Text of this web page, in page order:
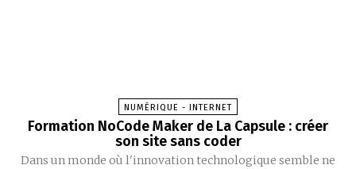
NUMÉRIQUE - INTERNET
Formation NoCode Maker de La Capsule : créer
son site sans coder
Dans un monde où l'innovation technologique semble ne